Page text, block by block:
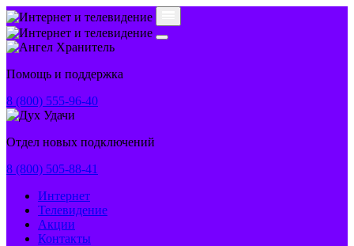
Помощь и поддержка
8 (800) 555-96-40
Отдел новых подключений
8 (800) 505-88-41
Интернет
Телевидение
Акции
Контакты